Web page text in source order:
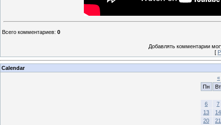
Всего комментариев: 0
Добавлять комментарии
[
Calendar
«
Пн
Вт
6
7
13
14
20
21